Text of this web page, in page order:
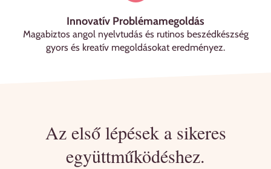
Innovatív Problémamegoldás
Magabiztos angol nyelvtudás és rutinos beszédkészség
gyors és kreatív megoldásokat eredményez.
Az első lépések a sikeres
együttműködéshez.